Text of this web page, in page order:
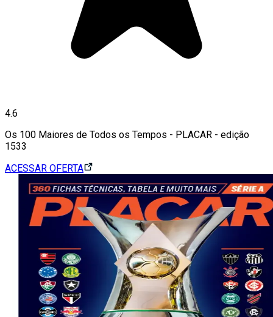
4.6
Os 100 Maiores de Todos os Tempos - PLACAR - edição
1533
ACESSAR OFERTA